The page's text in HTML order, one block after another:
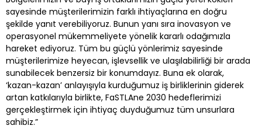
sayesinde müşterilerimizin farklı ihtiyaçlarına en doğru
şekilde yanıt verebiliyoruz. Bunun yanı sıra inovasyon ve
operasyonel mükemmeliyete yönelik kararlı odağımızla
hareket ediyoruz. Tüm bu güçlü yönlerimiz sayesinde
müşterilerimize heyecan, işlevsellik ve ulaşılabilirliği bir arada
sunabilecek benzersiz bir konumdayız. Buna ek olarak,
‘kazan-kazan’ anlayışıyla kurduğumuz iş birliklerinin giderek
artan katkılarıyla birlikte, FaSTLAne 2030 hedeflerimizi
gerçekleştirmek için ihtiyaç duyduğumuz tüm unsurlara
sahibiz.”